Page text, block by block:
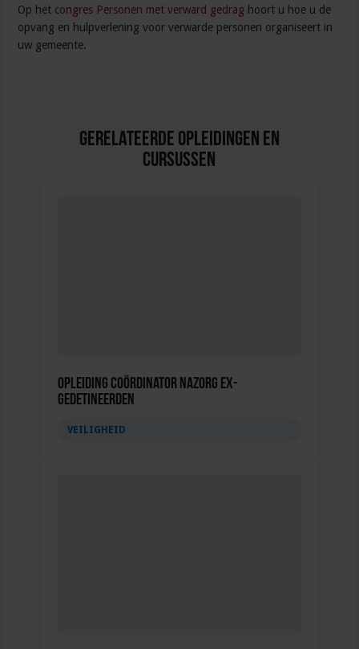
Op het congres Personen met verward gedrag hoort u hoe u de
opvang en hulpverlening voor verwarde personen organiseert in
uw gemeente.
Gerelateerde Opleidingen en
Cursussen
Opleiding Coördinator nazorg ex-
gedetineerden
VEILIGHEID